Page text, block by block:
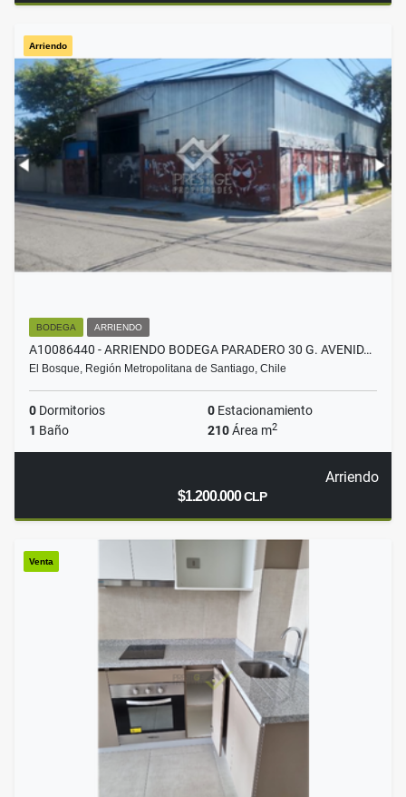
Arriendo
BODEGA ARRIENDO
A10086440 - ARRIENDO BODEGA PARADERO 30 G. AVENID…
El Bosque, Región Metropolitana de Santiago, Chile
0 Dormitorios 0 Estacionamiento
1 Baño 210Área m2
Arriendo
$1.200.000CLP
Venta